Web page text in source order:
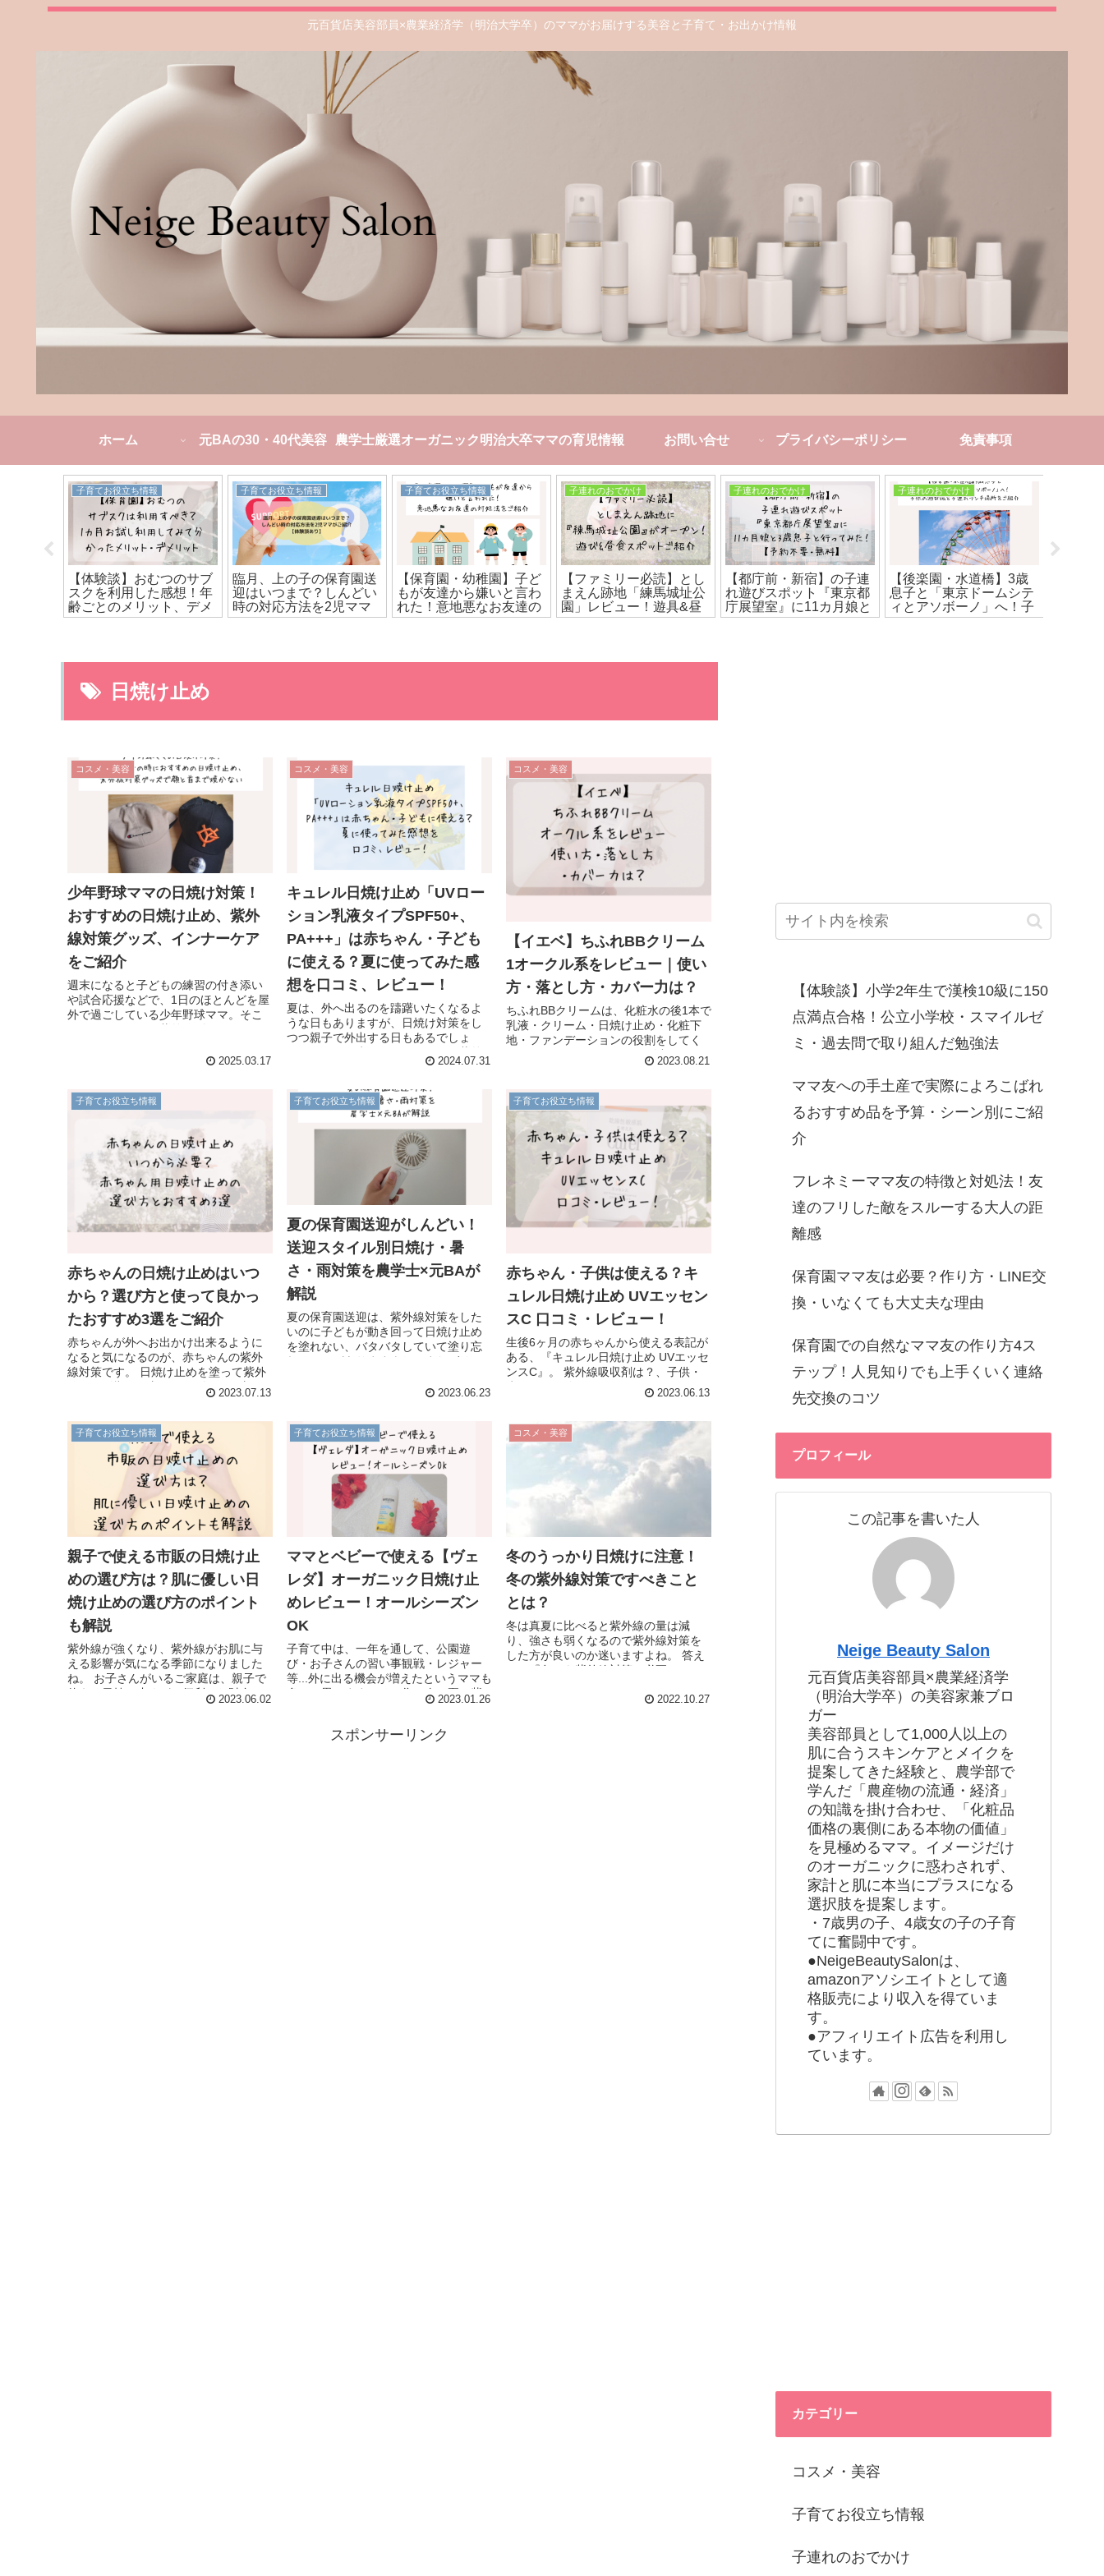
元百貨店美容部員×農業経済学（明治大学卒）のママがお届けする美容と子育て・お出かけ情報
ホーム 元BAの30・40代美容 農学士厳選オーガニック明治大卒ママの育児情報 お問い合せ プライバシーポリシー 免責事項
子育てお役立ち情報
【体験談】おむつのサブ
スクを利用した感想！年
齢ごとのメリット、デメ
リット、お得なのか？を
子育てお役立ち情報
臨月、上の子の保育園送
迎はいつまで？しんどい
時の対応方法を2児ママ
がご紹介【体験談あり】
子育てお役立ち情報
【保育園・幼稚園】子ど
もが友達から嫌いと言わ
れた！意地悪なお友達の
対処法をご紹介
子連れのおでかけ
【ファミリー必読】とし
まえん跡地「練馬城址公
園」レビュー！遊具&昼
食スポットご紹介
子連れのおでかけ
【都庁前・新宿】の子連
れ遊びスポット『東京都
庁展望室』に11カ月娘と
3歳息子と行ってみた！
子連れのおでかけ
【後楽園・水道橋】3歳
息子と「東京ドームシテ
ィとアソボーノ」へ！子
供の遊び場と子連れラン
日焼け止め
コスメ・美容
少年野球ママの日焼け対策！
おすすめの日焼け止め、紫外
線対策グッズ、インナーケア
をご紹介
週末になると子どもの練習の付き添い
や試合応援などで、1日のほとんどを屋
外で過ごしている少年野球ママ。そこ
合応援の時に役立つ日焼け対策や、お
2025.03.17
コスメ・美容
キュレル日焼け止め「UVロー
ション乳液タイプSPF50+、
PA+++」は赤ちゃん・子ども
に使える？夏に使ってみた感
想を口コミ、レビュー！
夏は、外へ出るのを躊躇いたくなるよ
うな日もありますが、日焼け対策をし
つつ親子で外出する日もあるでしょ
線カット指数が高めの日焼け止めを塗
は、5歳と2歳の我が子と一緒に、キュ
レル日焼け止め「UVローション乳液タ
イプSPF50+、PA+++」を使ってみた感
2024.07.31
コスメ・美容
【イエベ】ちふれBBクリーム
1オークル系をレビュー｜使い
方・落とし方・カバー力は？
ちふれBBクリームは、化粧水の後1本で
乳液・クリーム・日焼け止め・化粧下
地・ファンデーションの役割をしてく
れるアイテムです。 1,000円以下のリー
ズナブル価格が魅力な一方で、「本当
「使い方は？」「...
2023.08.21
子育てお役立ち情報
赤ちゃんの日焼け止めはいつ
から？選び方と使って良かっ
たおすすめ3選をご紹介
赤ちゃんが外へお出かけ出来るように
なると気になるのが、赤ちゃんの紫外
線対策です。 日焼け止めを塗って紫外
線の悪影響から守ってあげたい一方、
日焼け止めを塗ることでの肌への負担
ちゃんの日焼け止...
2023.07.13
子育てお役立ち情報
夏の保育園送迎がしんどい！
送迎スタイル別日焼け・暑
さ・雨対策を農学士×元BAが
解説
夏の保育園送迎は、紫外線対策をした
いのに子どもが動き回って日焼け止め
を塗れない、バタバタしていて塗り忘
れることがありますよね。またゲリラ
いをしたママも多いのでは？今回は、
けない保育園の送迎対策をご紹介！
2023.06.23
子育てお役立ち情報
赤ちゃん・子供は使える？キ
ュレル日焼け止め UVエッセン
スC 口コミ・レビュー！
生後6ヶ月の赤ちゃんから使える表記が
ある、『キュレル日焼け止め UVエッセ
ンスC』。 紫外線吸収剤は？、子供・
赤ちゃんは使えるは？、どこで買え
る？等、使う前は気になることがある
歳7ヶ月の娘...
2023.06.13
子育てお役立ち情報
親子で使える市販の日焼け止
めの選び方は？肌に優しい日
焼け止めの選び方のポイント
も解説
紫外線が強くなり、紫外線がお肌に与
える影響が気になる季節になりました
ね。 お子さんがいるご家庭は、親子で
使える日焼け止めが、便利でお財布に
優しいのでおすすめです。 しかし、マ
2023.06.02
子育てお役立ち情報
ママとベビーで使える【ヴェ
レダ】オーガニック日焼け止
めレビュー！オールシーズン
OK
子育て中は、一年を通して、公園遊
び・お子さんの習い事観戦・レジャー
等...外に出る機会が増えたというママも
多いと思います。その為、春・夏の紫
外線が気になる季節だけでなく、秋・
優しい日焼け止めをつけたいところ...
2023.01.26
コスメ・美容
冬のうっかり日焼けに注意！
冬の紫外線対策ですべきこと
とは？
冬は真夏に比べると紫外線の量は減
り、強さも弱くなるので紫外線対策を
した方が良いのか迷いますよね。 答え
は、『冬でも紫外線対策は必要！』で
物へ出かける時、洗濯物を干す時、部
2022.10.27
スポンサーリンク
【体験談】小学2年生で漢検10級に150
点満点合格！公立小学校・スマイルゼ
ミ・過去問で取り組んだ勉強法
ママ友への手土産で実際によろこばれ
るおすすめ品を予算・シーン別にご紹
介
フレネミーママ友の特徴と対処法！友
達のフリした敵をスルーする大人の距
離感
保育園ママ友は必要？作り方・LINE交
換・いなくても大丈夫な理由
保育園での自然なママ友の作り方4ス
テップ！人見知りでも上手くいく連絡
先交換のコツ
プロフィール
この記事を書いた人
Neige Beauty Salon
元百貨店美容部員×農業経済学
（明治大学卒）の美容家兼ブロ
ガー
美容部員として1,000人以上の
肌に合うスキンケアとメイクを
提案してきた経験と、農学部で
学んだ「農産物の流通・経済」
の知識を掛け合わせ、「化粧品
価格の裏側にある本物の価値」
を見極めるママ。イメージだけ
のオーガニックに惑わされず、
家計と肌に本当にプラスになる
選択肢を提案します。
・7歳男の子、4歳女の子の子育
てに奮闘中です。
●NeigeBeautySalonは、
amazonアソシエイトとして適
格販売により収入を得ていま
す。
●アフィリエイト広告を利用し
ています。
カテゴリー
コスメ・美容
子育てお役立ち情報
子連れのおでかけ